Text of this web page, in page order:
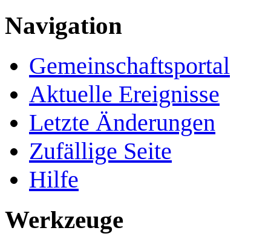
Navigation
Gemeinschafts­portal
Aktuelle Ereignisse
Letzte Änderungen
Zufällige Seite
Hilfe
Werkzeuge